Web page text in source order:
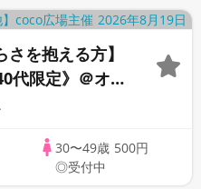
さを抱える方】
代限定》＠オン
30〜49歳 500円
◎受付中